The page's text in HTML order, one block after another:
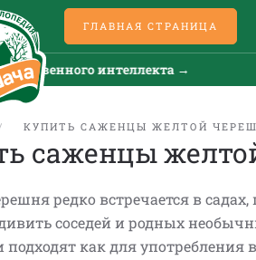
ГЛАВНАЯ СТРАНИЦА
интеллекта →
КУПИТЬ САЖЕНЦЫ ЖЕЛТОЙ
саженцы
редко встречается в
соседей и родных
как для употребления